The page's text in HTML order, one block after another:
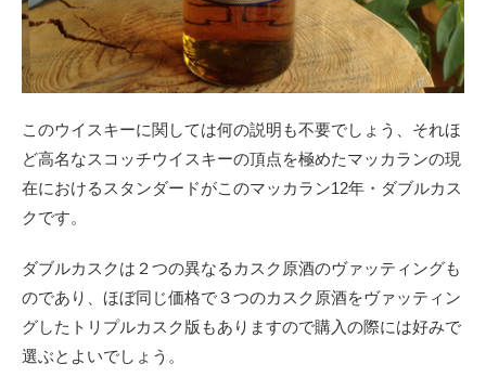
このウイスキーに関しては何の説明も不要でしょう、それほ
ど高名なスコッチウイスキーの頂点を極めたマッカランの現
在におけるスタンダードがこのマッカラン12年・ダブルカス
クです。
ダブルカスクは２つの異なるカスク原酒のヴァッティングも
のであり、ほぼ同じ価格で３つのカスク原酒をヴァッティン
グしたトリプルカスク版もありますので購入の際には好みで
選ぶとよいでしょう。